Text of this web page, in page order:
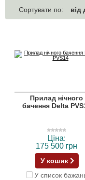
Сортувати по:
від
Прилад нічного
бачення Delta
Ціна:
175 500 грн
У кошик
У список